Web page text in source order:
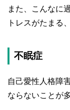
また、こんなに
トレスがたまる
不眠症
自己愛性人格障
ならないことが